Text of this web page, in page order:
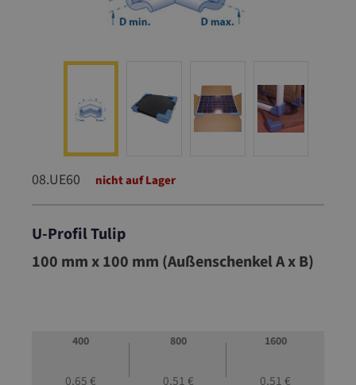
08.UE60 nicht auf Lager
U-Profil Tulip
08.UE60
100 mm x 100 mm (Außenschenkel A x B)
400
0,65 €
800
0,51 €
1600
0,51 €